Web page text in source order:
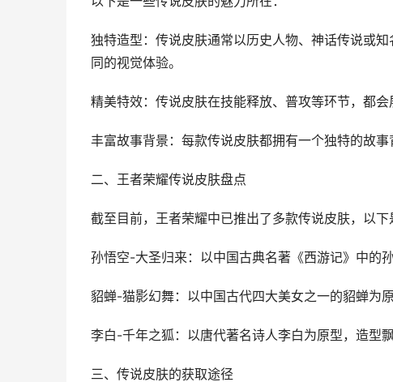
独特造型：传说皮肤通常以历史人物、神话传说或
同的视觉体验。
精美特效：传说皮肤在技能释放、普攻等环节，都
丰富故事背景：每款传说皮肤都拥有一个独特的故
二、王者荣耀传说皮肤盘点
截至目前，王者荣耀中已推出了多款传说皮肤，以下
孙悟空-大圣归来：以中国古典名著《西游记》中的
貂蝉-猫影幻舞：以中国古代四大美女之一的貂蝉为
李白-千年之狐：以唐代著名诗人李白为原型，造型
三、传说皮肤的获取途径